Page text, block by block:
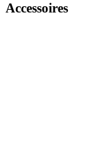
Accessoires